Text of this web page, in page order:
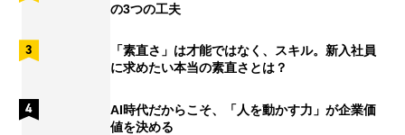
の3つの工夫
「素直さ」は才能ではなく、スキル。新入社員
に求めたい本当の素直さとは？
AI時代だからこそ、「人を動かす力」が企業価
値を決める